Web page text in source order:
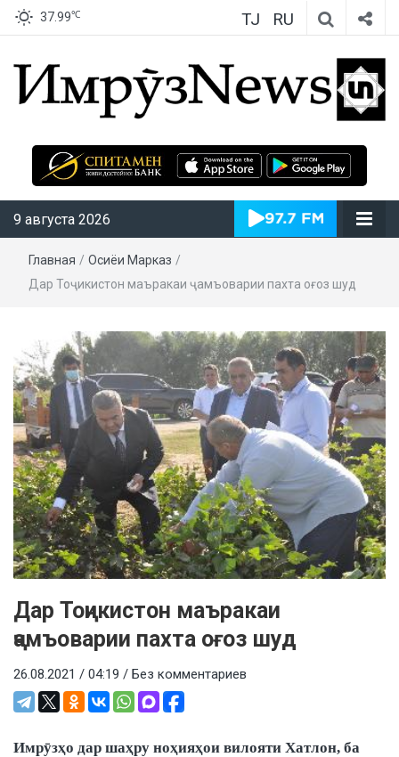
37.99℃ TJ RU
ИмрӯзNews
9 августа 2026
Главная / Осиёи Марказӣ /
Дар Тоҷикистон маъракаи ҷамъоварии пахта оғоз шуд
Дар Тоҷикистон маъракаи
ҷамъоварии пахта оғоз шуд
26.08.2021 / 04:19 / Без комментариев
Имрӯзҳо дар шаҳру ноҳияҳои вилояти Хатлон, ба